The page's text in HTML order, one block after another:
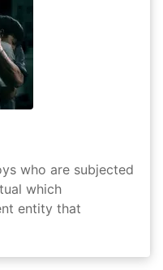
who are subjected
which
entity that